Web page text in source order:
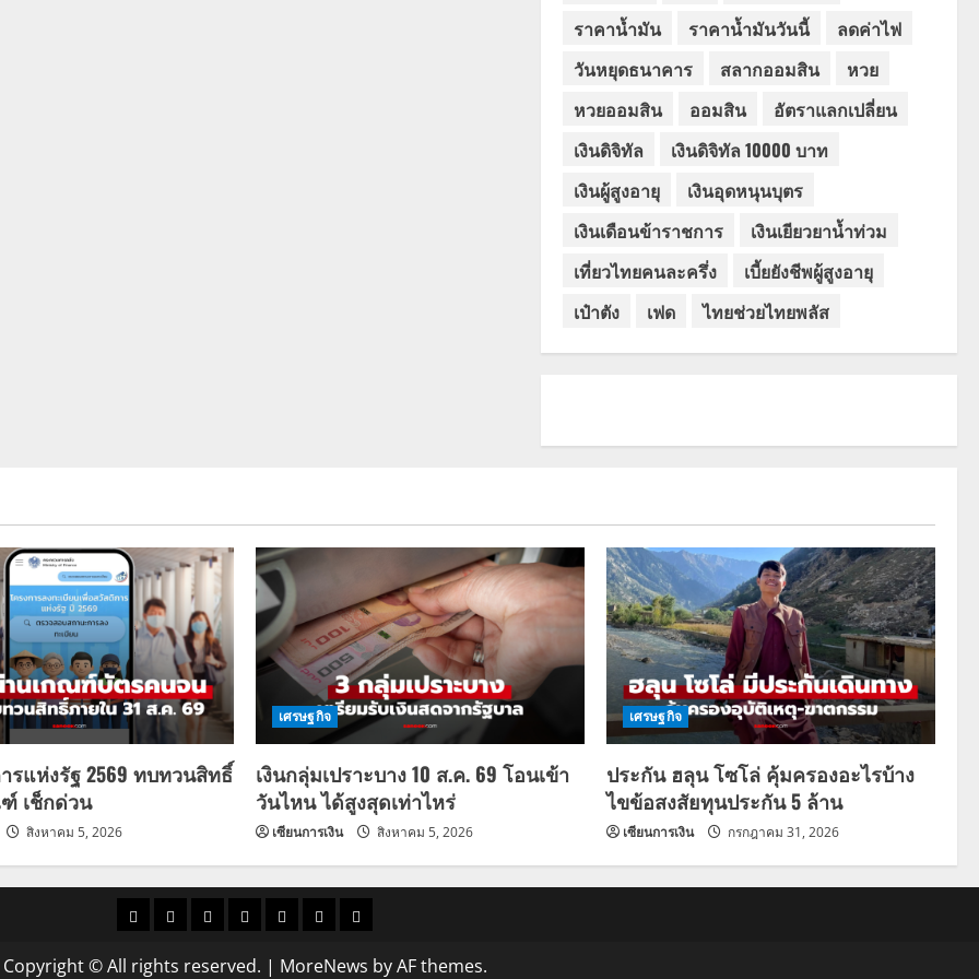
ราคาน้ำมัน
ราคาน้ำมันวันนี้
ลดค่าไฟ
วันหยุดธนาคาร
สลากออมสิน
หวย
หวยออมสิน
ออมสิน
อัตราแลกเปลี่ยน
เงินดิจิทัล
เงินดิจิทัล 10000 บาท
เงินผู้สูงอายุ
เงินอุดหนุนบุตร
เงินเดือนข้าราชการ
เงินเยียวยาน้ำท่วม
เที่ยวไทยคนละครึ่ง
เบี้ยยังชีพผู้สูงอายุ
เป๋าตัง
เฟด ไทยช่วยไทยพลัส
รแห่งรัฐ 2569 ทบทวนสิทธิ์
เช็กด่วน
สิงหาคม 5, 2026
เศรษฐกิจ
เงินกลุ่มเปราะบาง 10 ส.ค. 69 โอนเข้า
วันไหน ได้สูงสุดเท่าไหร่
เซียนการเงิน สิงหาคม 5, 2026
เศรษฐกิจ
ประกัน ฮลุน โซโล่ คุ้มครองอะไรบ้าง
ไขข้อสงสัยทุนประกัน 5 ล้าน
เซียนการเงิน กรกฎาคม 31, 2026
ราคาแนว
ข่าว
ข่าว
ดูด
ที่
ผู้ชาย
Copyright © All rights reserved. | MoreNews by AF themes.